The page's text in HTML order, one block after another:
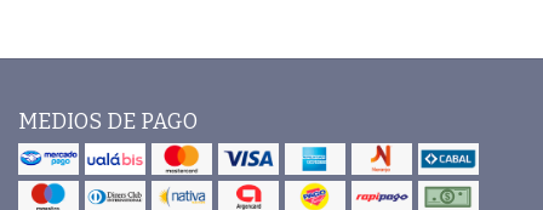
MEDIOS DE PAGO